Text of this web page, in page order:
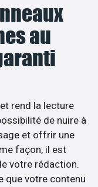
au
rend la lecture
de nuire à
et offrir une
façon, il est
votre rédaction.
que votre contenu